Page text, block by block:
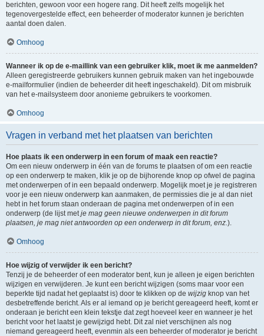
berichten, gewoon voor een hogere rang. Dit heeft zelfs mogelijk het
tegenovergestelde effect, een beheerder of moderator kunnen je berichten
aantal doen dalen.
Omhoog
Wanneer ik op de e-maillink van een gebruiker klik, moet ik me aanmelden?
Alleen geregistreerde gebruikers kunnen gebruik maken van het ingebouwde
e-mailformulier (indien de beheerder dit heeft ingeschakeld). Dit om misbruik
van het e-mailsysteem door anonieme gebruikers te voorkomen.
Omhoog
Vragen in verband met het plaatsen van berichten
Hoe plaats ik een onderwerp in een forum of maak een reactie?
Om een nieuw onderwerp in één van de forums te plaatsen of om een reactie
op een onderwerp te maken, klik je op de bijhorende knop op ofwel de pagina
met onderwerpen of in een bepaald onderwerp. Mogelijk moet je je registreren
voor je een nieuw onderwerp kan aanmaken, de permissies die je al dan niet
hebt in het forum staan onderaan de pagina met onderwerpen of in een
onderwerp (de lijst metje mag geen nieuwe onderwerpen in dit forum
plaatsen, je mag niet antwoorden op een onderwerp in dit forum, enz.).
Omhoog
Hoe wijzig of verwijder ik een bericht?
Tenzij je de beheerder of een moderator bent, kun je alleen je eigen berichten
wijzigen en verwijderen. Je kunt een bericht wijzigen (soms maar voor een
beperkte tijd nadat het geplaatst is) door te klikken op de wijzig knop van het
desbetreffende bericht. Als er al iemand op je bericht gereageerd heeft, komt er
onderaan je bericht een klein tekstje dat zegt hoeveel keer en wanneer je het
bericht voor het laatst je gewijzigd hebt. Dit zal niet verschijnen als nog
niemand gereageerd heeft, evenmin als een beheerder of moderator je bericht